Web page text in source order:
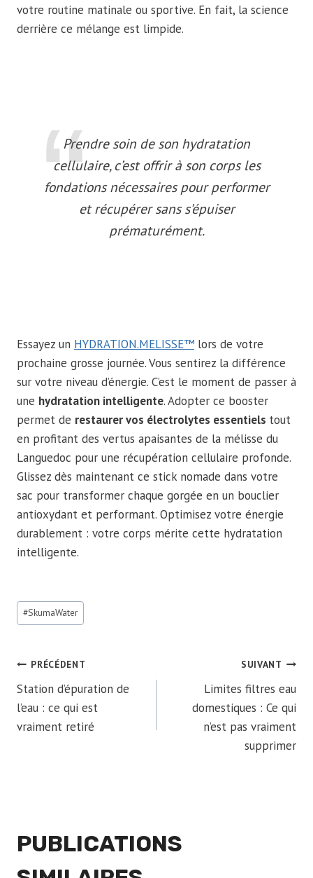
votre routine matinale ou sportive. En fait, la science
derrière ce mélange est limpide.
Prendre soin de son hydratation
cellulaire, c’est offrir à son corps les
fondations nécessaires pour performer
et récupérer sans s’épuiser
prématurément.
Essayez un HYDRATION.MELISSE™ lors de votre
prochaine grosse journée. Vous sentirez la différence
sur votre niveau d’énergie. C’est le moment de passer à
une hydratation intelligente. Adopter ce booster
permet de restaurer vos électrolytes essentiels tout
en profitant des vertus apaisantes de la mélisse du
Languedoc pour une récupération cellulaire profonde.
Glissez dès maintenant ce stick nomade dans votre
sac pour transformer chaque gorgée en un bouclier
antioxydant et performant. Optimisez votre énergie
durablement : votre corps mérite cette hydratation
intelligente.
Étiquettes
de
publication :
#SkumaWater
NAVIGATION
DE
L’ARTICLE
PRÉCÉDENT
Station d’épuration de
l’eau : ce qui est
vraiment retiré
SUIVANT
Limites filtres eau
domestiques : Ce qui
n’est pas vraiment
supprimer
PUBLICATIONS